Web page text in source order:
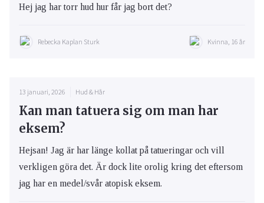
Hej jag har torr hud hur får jag bort det?
Rebecka Kaplan Sturk Kvinna, 16 år
13 januari, 2026 Hud & Hår
Kan man tatuera sig om man har
eksem?
Hejsan! Jag är har länge kollat på tatueringar och vill
verkligen göra det. Är dock lite orolig kring det eftersom
jag har en medel/svår atopisk eksem.